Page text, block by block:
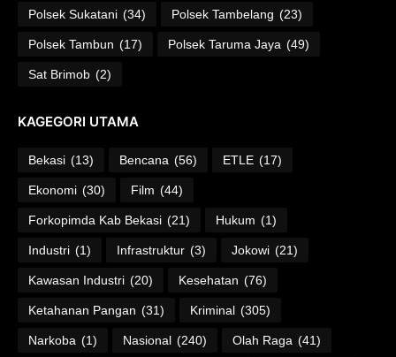
Polsek Sukatani (34) Polsek Tambelang (23)
Polsek Tambun (17) Polsek Taruma Jaya (49)
Sat Brimob (2)
KAGEGORI UTAMA
Bekasi (13) Bencana (56) ETLE (17)
Ekonomi (30) Film (44)
Forkopimda Kab Bekasi (21) Hukum (1)
Industri (1) Infrastruktur (3) Jokowi (21)
Kawasan Industri (20) Kesehatan (76)
Ketahanan Pangan (31) Kriminal (305)
Narkoba (1) Nasional (240) Olah Raga (41)